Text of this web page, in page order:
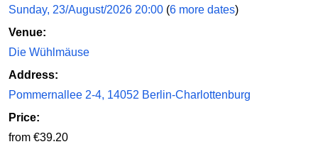
Sunday, 23/August/2026 20:00 (6 more dates)
Venue:
Die Wühlmäuse
Address:
Pommernallee 2-4, 14052 Berlin-Charlottenburg
Price:
from €39.20